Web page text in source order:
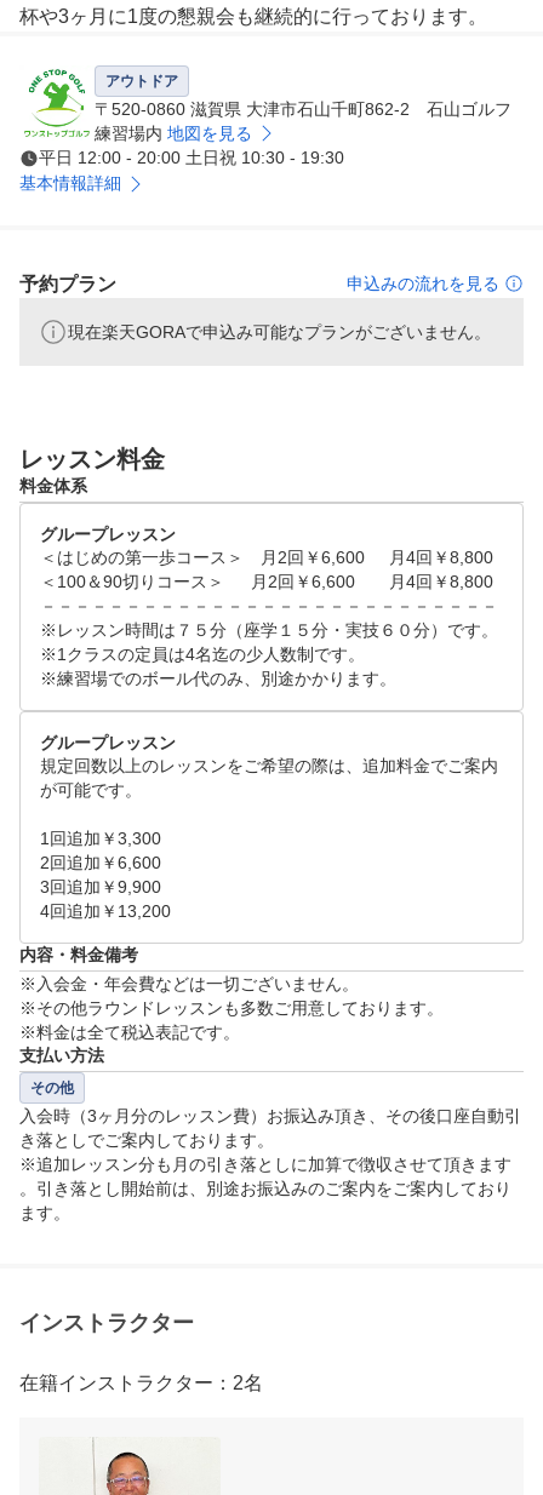
杯や3ヶ月に1度の懇親会も継続的に行っております。
ことをご理解いただき、当スクールで沢山の仲間・友人を
つくっていただければと思います！！
■費用を最小限に抑えながら、スキル・楽しさをお伝えい
たします！
せて頂いております！
■夜でも雨でも、バンカー、アプローチ、パター練習がで
合せください）。
■実践の場をご用意しておりますので、ドンドンご参加く
ださい！スクール内の大会を毎月開催！
一年を通じて各地でコンペを開催いたしております。
■ルール・マナー・理論等を座学で学び、レッスンで実践
しましょう！全てが揃うワンストップレッスン
アウトドア
〒520-0860 滋賀県 大津市石山千町862-2 石山ゴルフ
練習場内 地図を見る
平日 12:00 - 20:00 土日祝 10:30 - 19:30
基本情報詳細
予約プラン 申込みの流れを見る
現在楽天GORAで申込み可能なプランがございません。
レッスン料金
料金体系
グループレッスン
＜はじめの第一歩コース＞　月2回￥6,600	月4回￥8,800
＜100＆90切りコース＞	　月2回￥6,600	月4回￥8,800
－－－－－－－－－－－－－－－－－－－－－－－－－－－
※レッスン時間は７５分（座学１５分・実技６０分）です。
※1クラスの定員は4名迄の少人数制です。
※練習場でのボール代のみ、別途かかります。
グループレッスン
規定回数以上のレッスンをご希望の際は、追加料金でご案内
が可能です。
1回追加￥3,300
2回追加￥6,600
3回追加￥9,900
内容・料金備考
※入会金・年会費などは一切ございません。
※その他ラウンドレッスンも多数ご用意しております。
※料金は全て税込表記です。
支払い方法
その他
入会時（3ヶ月分のレッスン費）お振込み頂き、その後口座自動引
き落としでご案内しております。
※追加レッスン分も月の引き落としに加算で徴収させて頂きます
。引き落とし開始前は、別途お振込みのご案内をご案内しており
ます。
インストラクター
在籍インストラクター：2名